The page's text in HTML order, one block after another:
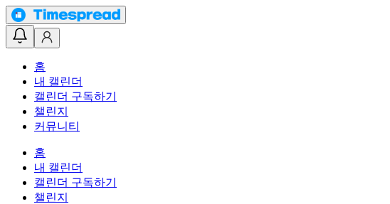
홈
내 캘린더
캘린더 구독하기
챌린지
커뮤니티
홈
내 캘린더
캘린더 구독하기
챌린지